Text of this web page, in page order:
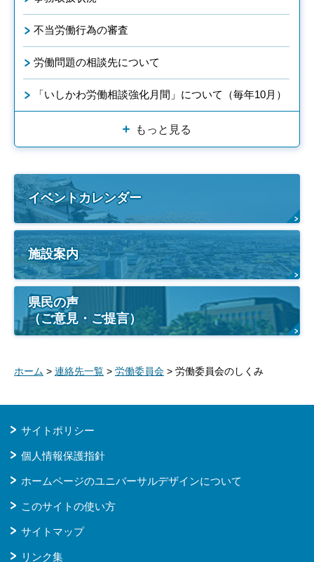
不当労働行為の審査
労働問題の相談先について
「いしかわ労働相談強化月間」について（毎年10月）
もっと見る
イベントカレンダー
施設案内
県民の声
（ご意見・ご提言）
ホーム > 連絡先一覧 > 労働委員会 > 労働委員会のしくみ
サイトポリシー
個人情報保護指針
ホームページのユニバーサルデザインについて
このサイトの使い方
サイトマップ
リンク集